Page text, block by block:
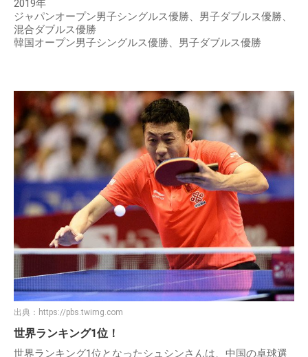
2019年
ジャパンオープン男子シングルス優勝、男子ダブルス優勝、
混合ダブルス優勝
韓国オープン男子シングルス優勝、男子ダブルス優勝
出典： https://pbs.twimg.com
世界ランキング1位！
世界ランキング1位となったシュシンさんは、中国の卓球選